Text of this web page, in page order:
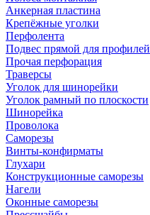
Анкерная пластина
Крепёжные уголки
Перфолента
Подвес прямой для профилей
Прочая перфорация
Траверсы
Уголок для шинорейки
Уголок рамный по плоскости
Шинорейка
Проволока
Саморезы
Винты-конфирматы
Глухари
Конструкционные саморезы
Нагели
Оконные саморезы